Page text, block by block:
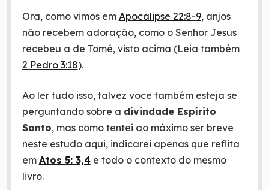
Ora, como vimos em Apocalipse 22:8-9, anjos
não recebem adoração, como o Senhor Jesus
recebeu a de Tomé, visto acima (Leia também
2 Pedro 3:18).
Ao ler tudo isso, talvez você também esteja se
perguntando sobre a divindade Espírito
Santo, mas como tentei ao máximo ser breve
neste estudo aqui, indicarei apenas que reflita
em Atos 5: 3,4e todo o contexto do mesmo
livro.